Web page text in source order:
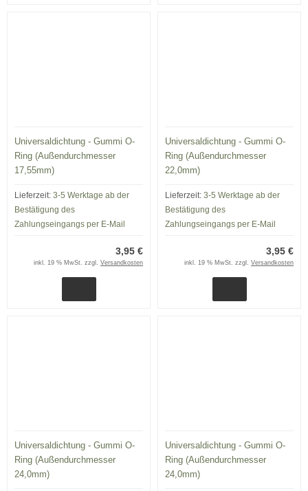
Universaldichtung - Gummi O-
Ring (Außendurchmesser
17,55mm)
Lieferzeit: 3-5 Werktage ab der
Bestätigung des
Zahlungseingangs per E-Mail
3,95 €
inkl. 19 % MwSt. zzgl. Versandkosten
Universaldichtung - Gummi O-
Ring (Außendurchmesser
22,0mm)
Lieferzeit: 3-5 Werktage ab der
Bestätigung des
Zahlungseingangs per E-Mail
3,95 €
inkl. 19 % MwSt. zzgl. Versandkosten
Universaldichtung - Gummi O-
Ring (Außendurchmesser
24,0mm)
Universaldichtung - Gummi O-
Ring (Außendurchmesser
24,0mm)